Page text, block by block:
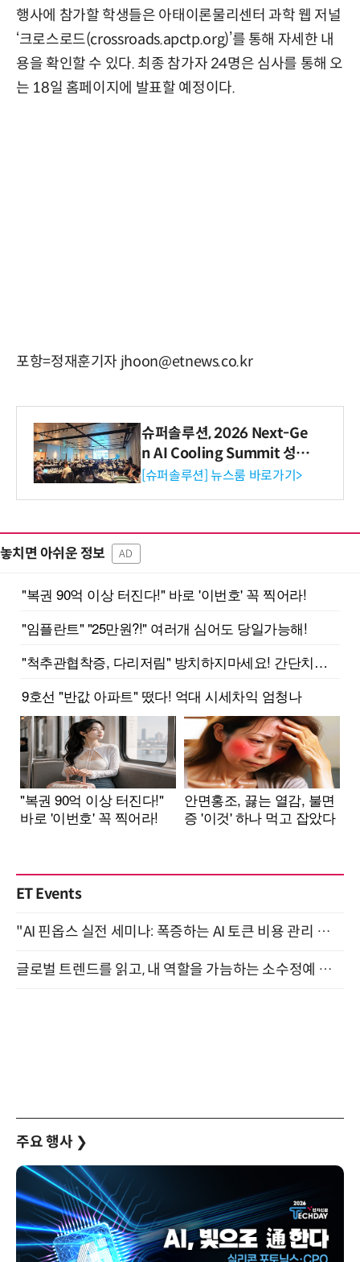
행사에 참가할 학생들은 아태이론물리센터 과학 웹 저널
‘크로스로드(crossroads.apctp.org)’를 통해 자세한 내
용을 확인할 수 있다. 최종 참가자 24명은 심사를 통해 오
는 18일 홈페이지에 발표할 예정이다.
포항=정재훈기자 jhoon@etnews.co.kr
슈퍼솔루션, 2026 Next-Ge
n AI Cooling Summit 성황
리 성료
[슈퍼솔루션] 뉴스룸 바로가기>
놓치면 아쉬운 정보 AD
ET Events
"AI 핀옵스 실전 세미나: 폭증하는 AI 토큰 비용 관리 전략" 8월 21일 개최
글로벌 트렌드를 읽고, 내 역할을 가늠하는 소수정예 실습 워크숍 (8/28)
주요 행사 ❯